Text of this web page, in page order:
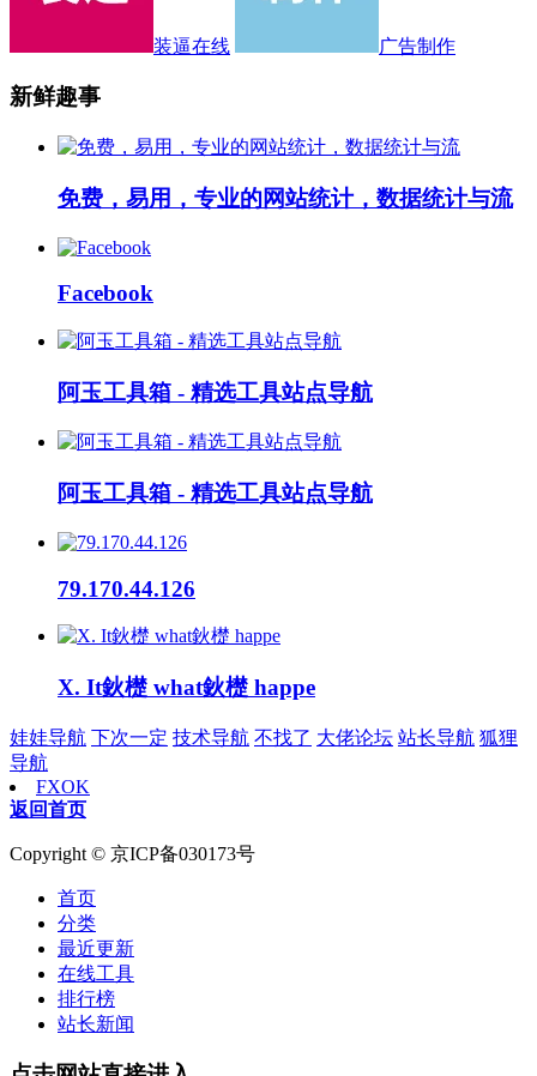
装逼在线 广告制作
新鲜趣事
免费，易用，专业的网站统计，数据统计与流
Facebook
阿玉工具箱 - 精选工具站点导航
阿玉工具箱 - 精选工具站点导航
79.170.44.126
X. It鈥檚 what鈥檚 happe
娃娃导航 下次一定 技术导航 不找了 大佬论坛 站长导航 狐狸
导航
FXOK
返回首页
Copyright © 京ICP备030173号
首页
分类
最近更新
在线工具
排行榜
站长新闻